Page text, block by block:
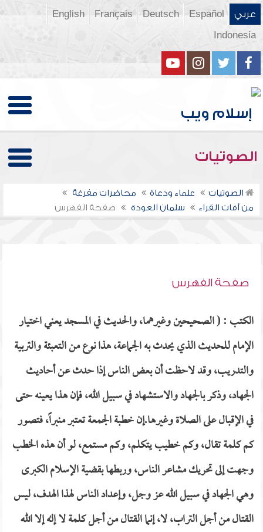
عربي Español
Deutsch
Français
English
Indonesia
الصوتيات
الصوتيات علماء ودعاة
محاضرات مفرغة
من آفات القراء
سلمان العودة صفحة الفهرس
صفحة الفهرس
الكتب : ( الصحيحين وغيرهما، والحديث في المسجد يعني اختيار
الإمام للحديث الذي يحدث به الجماعة، هذا نوع من التعبئة والتربية
والتدريب، وقد لاحظت أن بعض الناس إذا حدث عن أحاديث
الجهاد، وذكر بالجهاد والاستشهاد في سبيل الله، فإن هذا يعينه حتى
في الإقبال على الصلاة وغيرها.إن خطبة الجمعة تعتبر منبراً، فتصور
كم كلمة تقال، وكم خطيب يتكلم، وكم مستمع، لو أن هذه الخطب
وجهت إلى تحريك مشاعر الناس، وربطها بقضية الإسلام الكبرى
وهي الجهاد في سبيل الله عز وجل، وإعداد الناس لهذا الهدف، ليس
القتال من أجل التراب، لا، إنما القتال من أجل كلمة لا إله إلا الله